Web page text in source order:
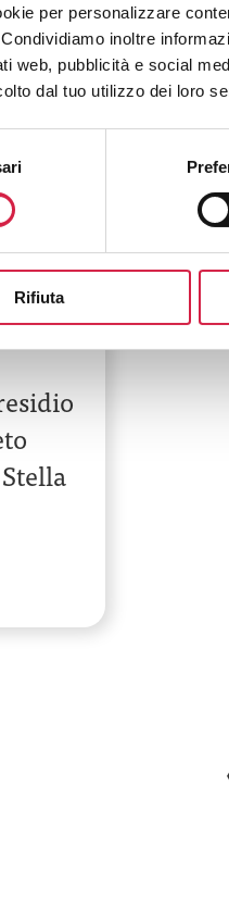
per personalizzare
inoltre
web, pubblicità e social
dal tuo utilizzo dei loro
Rifiuta